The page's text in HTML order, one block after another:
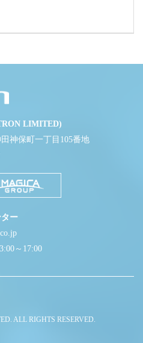
LIMITED)
神保町一丁目105番地
ー
～17:00
ALL RIGHTS RESERVED.